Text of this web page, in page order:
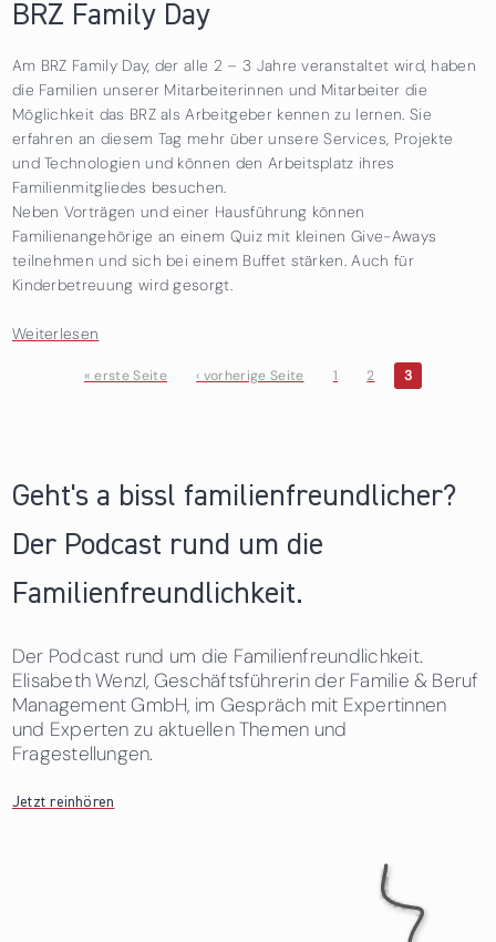
BRZ Family Day
Am BRZ Family Day, der alle 2 – 3 Jahre veranstaltet wird, haben
die Familien unserer Mitarbeiterinnen und Mitarbeiter die
Möglichkeit das BRZ als Arbeitgeber kennen zu lernen. Sie
erfahren an diesem Tag mehr über unsere Services, Projekte
und Technologien und können den Arbeitsplatz ihres
Familienmitgliedes besuchen.
Neben Vorträgen und einer Hausführung können
Familienangehörige an einem Quiz mit kleinen Give-Aways
teilnehmen und sich bei einem Buffet stärken. Auch für
Kinderbetreuung wird gesorgt.
Weiterlesen
« erste Seite ‹ vorherige Seite 1 2 3
Geht's a bissl familienfreundlicher?
Der Podcast rund um die
Familienfreundlichkeit.
Der Podcast rund um die Familienfreundlichkeit.
Elisabeth Wenzl, Geschäftsführerin der Familie & Beruf
Management GmbH, im Gespräch mit Expertinnen
und Experten zu aktuellen Themen und
Fragestellungen.
Jetzt reinhören